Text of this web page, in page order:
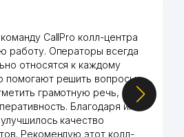
CallPro колл-центра
работу. Операторы всегда
относятся к каждому
помогают решить вопросы.
грамотную речь,
Благодаря их
качество
Рекомендую этот колл-